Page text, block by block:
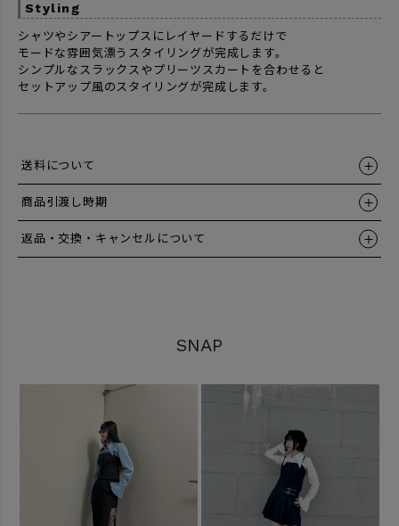
Styling
シャツやシアートップスにレイヤードするだけで
モードな雰囲気漂うスタイリングが完成します。
シンプルなスラックスやプリーツスカートを合わせると
セットアップ風のスタイリングが完成します。
送料について
商品引渡し時期
返品・交換・キャンセルについて
SNAP